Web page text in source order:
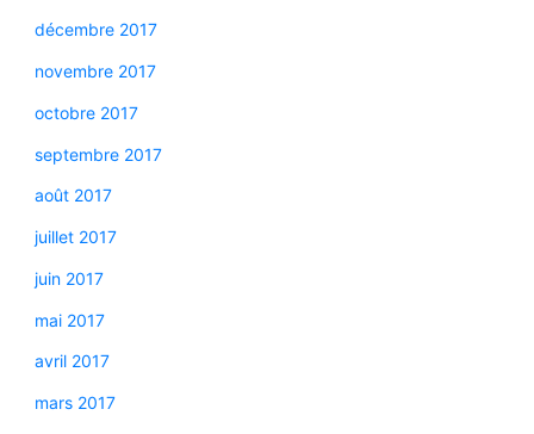
décembre 2017
novembre 2017
octobre 2017
septembre 2017
août 2017
juillet 2017
juin 2017
mai 2017
avril 2017
mars 2017